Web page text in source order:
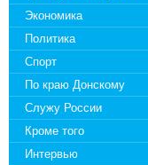
Экономика
Политика
Спорт
По краю Донскому
Служу России
Кроме того
Интервью